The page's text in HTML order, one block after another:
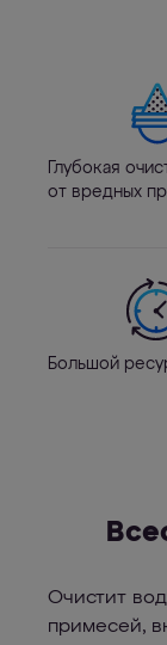
Глубокая
от вредных
Большой
Очистит
примесей,